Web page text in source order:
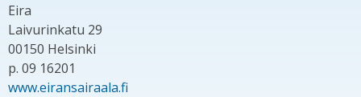
Eira
Laivurinkatu 29
00150 Helsinki
p. 09 16201
www.eiransairaala.fi